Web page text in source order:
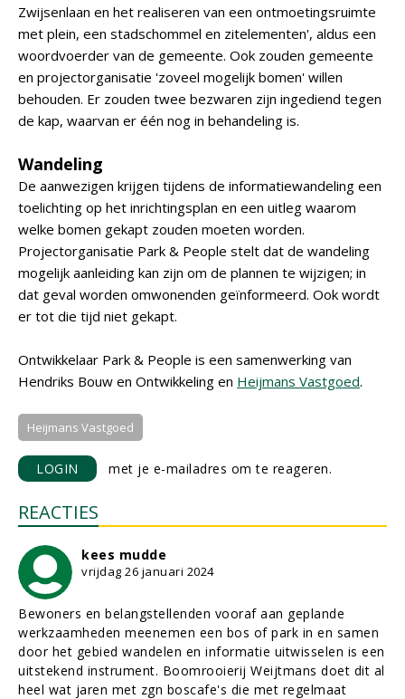
Zwijsenlaan en het realiseren van een ontmoetingsruimte
met plein, een stadschommel en zitelementen', aldus een
woordvoerder van de gemeente. Ook zouden gemeente
en projectorganisatie 'zoveel mogelijk bomen' willen
behouden. Er zouden twee bezwaren zijn ingediend tegen
de kap, waarvan er één nog in behandeling is.
Wandeling
De aanwezigen krijgen tijdens de informatiewandeling een
toelichting op het inrichtingsplan en een uitleg waarom
welke bomen gekapt zouden moeten worden.
Projectorganisatie Park & People stelt dat de wandeling
mogelijk aanleiding kan zijn om de plannen te wijzigen; in
dat geval worden omwonenden geïnformeerd. Ook wordt
er tot die tijd niet gekapt.
Ontwikkelaar Park & People is een samenwerking van
Hendriks Bouw en Ontwikkeling en Heijmans Vastgoed.
Heijmans Vastgoed
LOGIN met je e-mailadres om te reageren.
REACTIES
kees mudde
vrijdag 26 januari 2024
Bewoners en belangstellenden vooraf aan geplande
werkzaamheden meenemen een bos of park in en samen
door het gebied wandelen en informatie uitwisselen is een
uitstekend instrument. Boomrooierij Weijtmans doet dit al
heel wat jaren met zgn boscafe's die met regelmaat